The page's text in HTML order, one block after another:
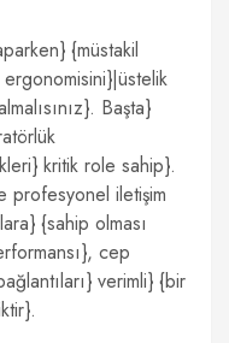
{müstakil
Başta}
kritik role sahip}.
profesyonel iletişim
{sahip olması
cep
verimli} {bir